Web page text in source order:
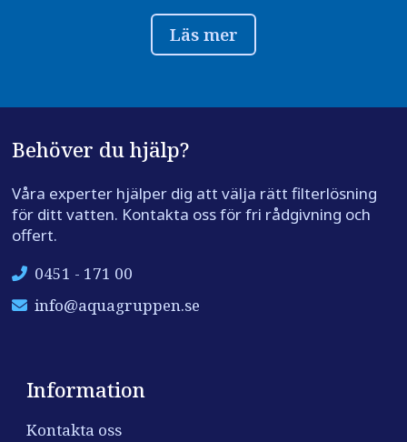
Läs mer
Behöver du hjälp?
Våra experter hjälper dig att välja rätt filterlösning
för ditt vatten. Kontakta oss för fri rådgivning och
offert.
0451 - 171 00
info@aquagruppen.se
Information
Kontakta oss